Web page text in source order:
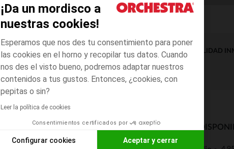
¡Da un mordisco a
nuestras cookies!
Esperamos que nos des tu consentimiento para poner
las cookies en el horno y recopilar tus datos. Cuando
nos des el visto bueno, podremos adaptar nuestros
contenidos a tus gustos. Entonces, ¿cookies, con
pepitas o sin?
Leer la política de cookies
Consentimientos certificados por
Configurar cookies Aceptar y cerrar
DISPONIBILIDAD
MODOS DE ENVÍO